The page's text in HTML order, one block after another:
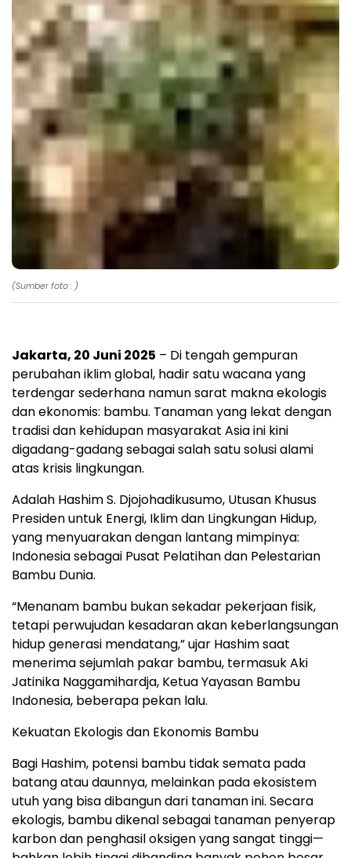
(Sumber foto : )
Jakarta, 20 Juni 2025 – Di tengah gempuran
perubahan iklim global, hadir satu wacana yang
terdengar sederhana namun sarat makna ekologis
dan ekonomis: bambu. Tanaman yang lekat dengan
tradisi dan kehidupan masyarakat Asia ini kini
digadang-gadang sebagai salah satu solusi alami
atas krisis lingkungan.
Adalah Hashim S. Djojohadikusumo, Utusan Khusus
Presiden untuk Energi, Iklim dan Lingkungan Hidup,
yang menyuarakan dengan lantang mimpinya:
Indonesia sebagai Pusat Pelatihan dan Pelestarian
Bambu Dunia.
“Menanam bambu bukan sekadar pekerjaan fisik,
tetapi perwujudan kesadaran akan keberlangsungan
hidup generasi mendatang,” ujar Hashim saat
menerima sejumlah pakar bambu, termasuk Aki
Jatinika Naggamihardja, Ketua Yayasan Bambu
Indonesia, beberapa pekan lalu.
Kekuatan Ekologis dan Ekonomis Bambu
Bagi Hashim, potensi bambu tidak semata pada
batang atau daunnya, melainkan pada ekosistem
utuh yang bisa dibangun dari tanaman ini. Secara
ekologis, bambu dikenal sebagai tanaman penyerap
karbon dan penghasil oksigen yang sangat tinggi—